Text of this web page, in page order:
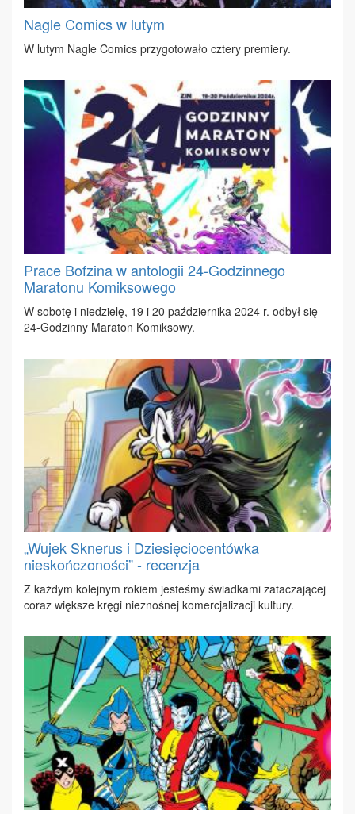
Nagle Comics w lutym
W lu­tym Na­gle Co­mics przy­go­to­wa­ło czte­ry pre­mie­ry.
Prace Bofzina w antologii 24-Godzinnego
Maratonu Komiksowego
W so­bo­tę i nie­dzie­lę, 19 i 20 paź­dzier­ni­ka 2024 r. od­był się
24-Go­dzin­ny Ma­ra­ton Ko­mik­so­wy.
„Wujek Sknerus i Dziesięciocentówka
nieskończoności” - recenzja
Z każ­dym ko­lej­nym ro­kiem je­ste­śmy świad­ka­mi za­ta­cza­ją­cej
co­raz więk­sze krę­gi nie­zno­śnej ko­mer­cja­li­za­cji kul­tu­ry.